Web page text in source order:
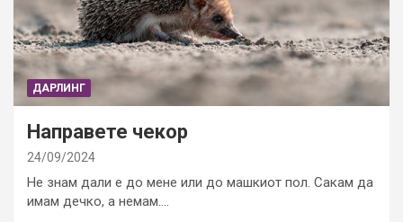
ДАРЛИНГ
Направете чекор
24/09/2024
Не знам дали е до мене или до машкиот пол. Сакам да
имам дечко, а немам.…